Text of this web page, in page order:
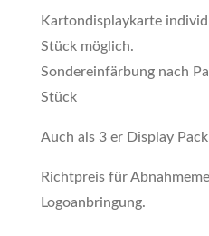
Kartondisplaykarte
Stück möglich.
Sondereinfärbung nach
Stück
Auch als 3 er Display
Richtpreis für
Logoanbringung.